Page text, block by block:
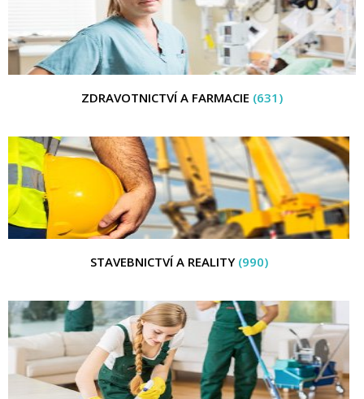
ZDRAVOTNICTVÍ A FARMACIE (631)
STAVEBNICTVÍ A REALITY (990)